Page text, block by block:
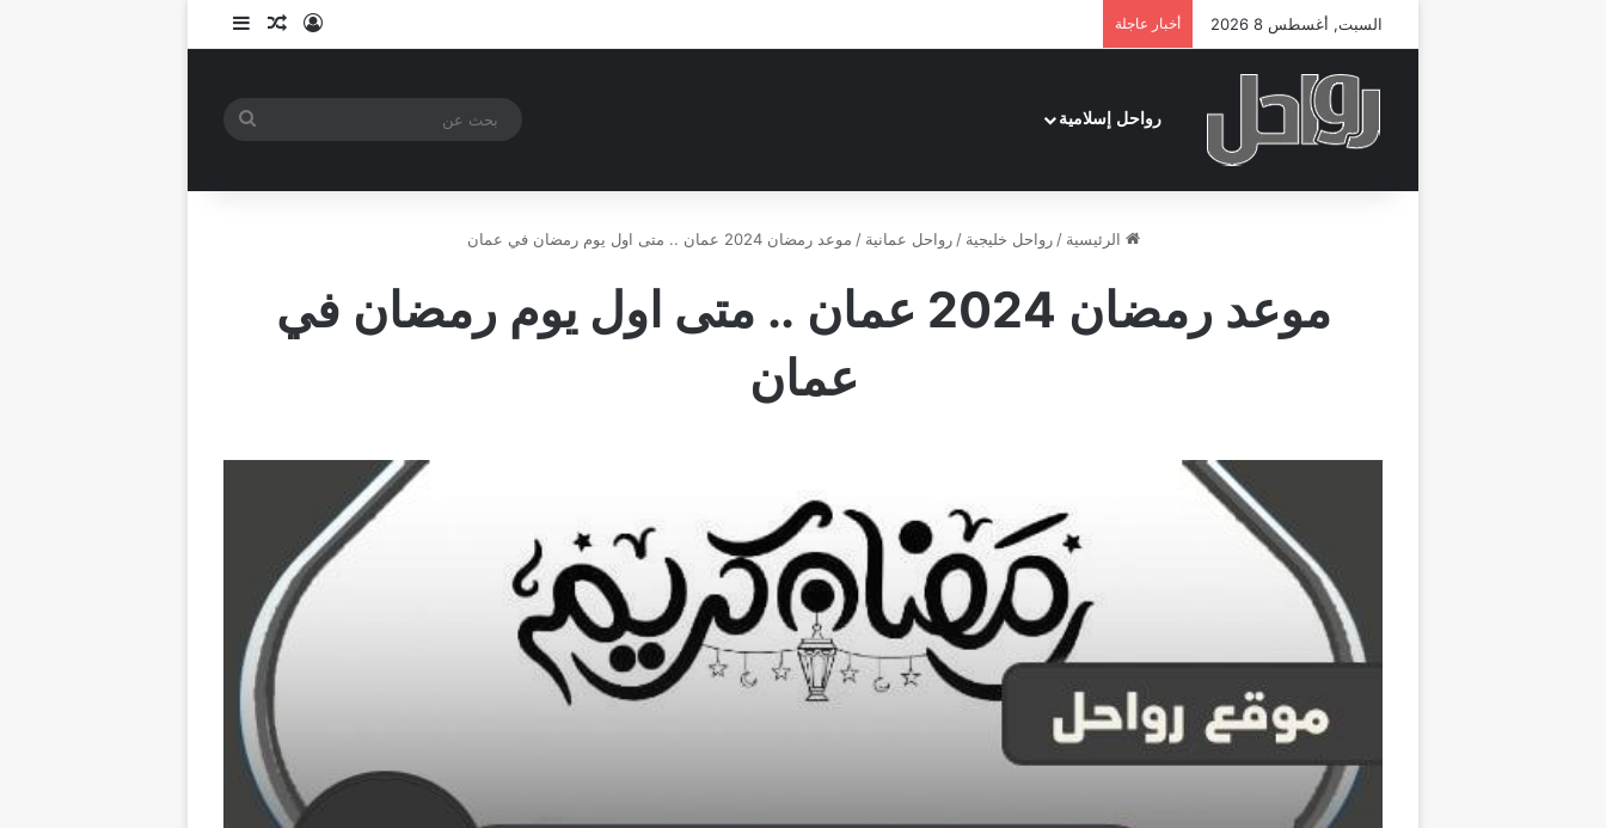
السبت, أغسطس 8 2026 أخبار عاجلة تسجيل الدخول
مقال عشوائي
إضافة عمود جانبي
رواحل إسلامية
بحث
الرئيسية / رواحل خليجية / رواحل عمانية / موعد رمضان 2024 عمان .. متى اول يوم رمضان في عمان
موعد رمضان 2024 عمان .. متى اول يوم رمضان في
عمان